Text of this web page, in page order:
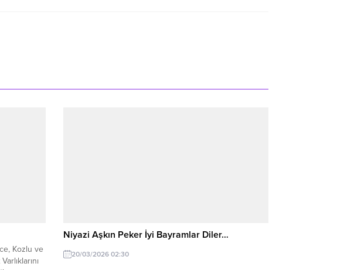
Kozlu ve
Niyazi Aşkın Peker İyi Bayramlar Diler…
20/03/2026 02:30